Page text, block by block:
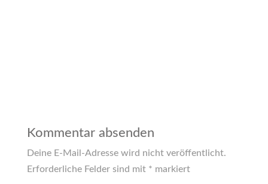
Kommentar absenden
Deine E-Mail-Adresse wird nicht veröffentlicht.
Erforderliche Felder sind mit * markiert